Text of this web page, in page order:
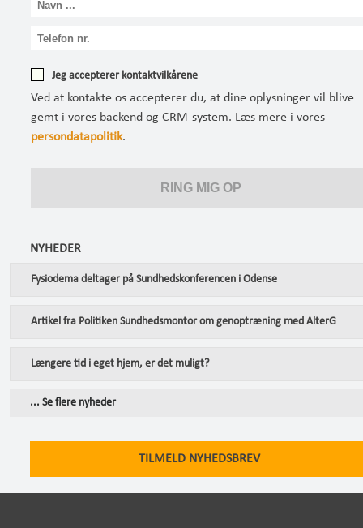
NYHEDER
Fysiodema deltager på Sundhedskonferencen i Odense
Artikel fra Politiken Sundhedsmontor om genoptræning med AlterG
Længere tid i eget hjem, er det muligt?
... Se flere nyheder
TILMELD NYHEDSBREV
Jeg accepterer kontaktvilkårene
Ved at kontakte os accepterer du, at dine oplysninger vil blive
gemt i vores backend og CRM-system. Læs mere i vores
persondatapolitik.